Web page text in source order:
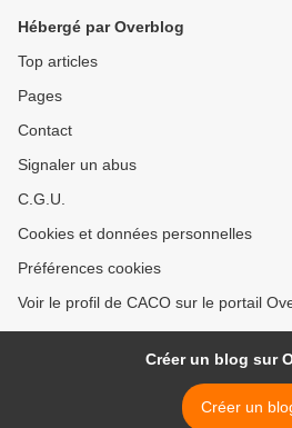
Hébergé par Overblog
Top articles
Pages
Contact
Signaler un abus
C.G.U.
Cookies et données personnelles
Préférences cookies
Voir le profil de CACO sur le portail
Créer un blog sur
Créer un